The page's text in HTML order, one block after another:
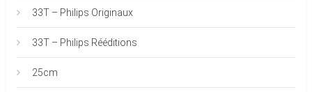
33T – Philips Originaux
33T – Philips Rééditions
25cm